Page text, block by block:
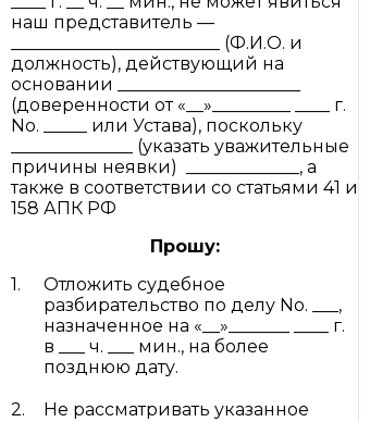
наш представитель —
________________________ (Ф.И.О. и
должность), действующий на
основании _____________________
(доверенности от «__»_________ ____ г.
No. _____ или Устава), поскольку
______________ (указать уважительные
причины неявки) _____________, а
также в соответствии со статьями 41 и
158 АПК РФ
Прошу:
Отложить судебное
разбирательство по делу No. ___,
назначенное на «__»_______ ____ г.
в ___ ч. ___ мин., на более
позднюю дату.
Не рассматривать указанное